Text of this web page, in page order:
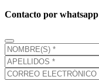
Contacto por whatsapp